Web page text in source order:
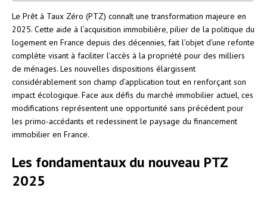
Le Prêt à Taux Zéro (PTZ) connaît une transformation majeure en
2025. Cette aide à l’acquisition immobilière, pilier de la politique du
logement en France depuis des décennies, fait l’objet d’une refonte
complète visant à faciliter l’accès à la propriété pour des milliers
de ménages. Les nouvelles dispositions élargissent
considérablement son champ d’application tout en renforçant son
impact écologique. Face aux défis du marché immobilier actuel, ces
modifications représentent une opportunité sans précédent pour
les primo-accédants et redessinent le paysage du financement
immobilier en France.
Les fondamentaux du nouveau PTZ
2025